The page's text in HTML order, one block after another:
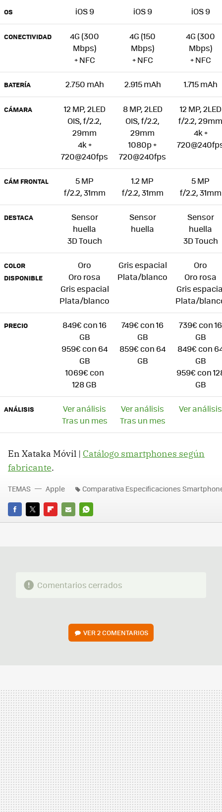
OS iOS 9 iOS 9 iOS 9
CONECTIVIDAD
4G (300
Mbps)
+ NFC
4G (150
Mbps)
+ NFC
4G (300
Mbps)
+ NFC
BATERÍA 2.750 mAh 2.915 mAh 1.715 mAh
CÁMARA
12 MP, 2LED
OIS, f/2.2,
29mm
4k +
720@240fps
8 MP, 2LED
OIS, f/2.2,
29mm
1080p +
720@240fps
12 MP, 2LED
f/2.2, 29mm
4k +
CÁM FRONTAL
5 MP
f/2.2, 31mm
1.2 MP
f/2.2, 31mm
5 MP
f/2.2, 31mm
DESTACA
Sensor
huella
3D Touch
Sensor
huella
Sensor
huella
3D Touch
COLOR
DISPONIBLE
Oro
Oro rosa
Gris espacial
Plata/blanco
Gris espacial
Plata/blanco
Oro
Oro rosa
Gris
Plata/
PRECIO
849€ con 16
GB
959€ con 64
GB
1069€ con
128 GB
749€ con 16
GB
859€ con 64
GB
739€ con 16
GB
849€ con
GB
959€ con
GB
ANÁLISIS
Ver análisis
Tras un mes
Ver análisis
Tras un mes
Ver análisis
En Xataka Móvil | Catálogo smartphones según
fabricante.
FACEBOOK
TWITTERFLIPBOARD
E-
WHATSAPP
TEMAS Apple Comparativa Especificaciones
Comentarios cerrados
VER2 COMENTARIOS